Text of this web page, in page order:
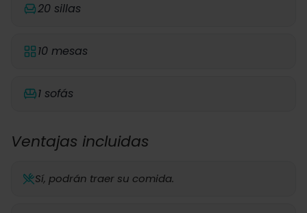
20 sillas
10 mesas
1 sofás
Ventajas incluidas
Sí, podrán traer su comida.